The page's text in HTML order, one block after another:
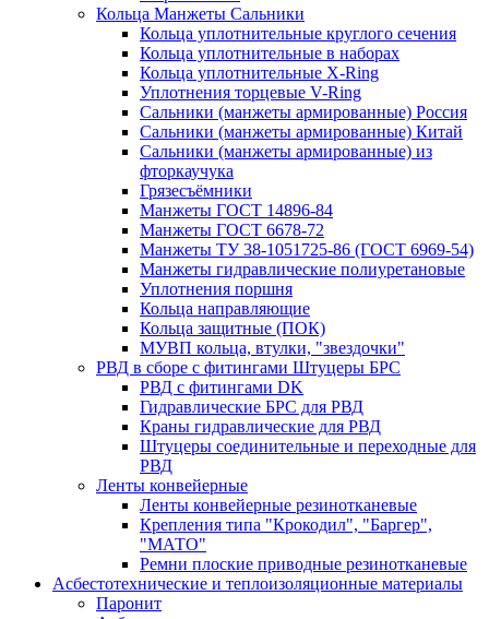
Кольца Манжеты Сальники
Кольца уплотнительные круглого сечения
Кольца уплотнительные в наборах
Кольца уплотнительные Х-Ring
Уплотнения торцевые V-Ring
Сальники (манжеты армированные) Россия
Сальники (манжеты армированные) Китай
Сальники (манжеты армированные) из
фторкаучука
Грязесъёмники
Манжеты ГОСТ 14896-84
Манжеты ГОСТ 6678-72
Манжеты ТУ 38-1051725-86 (ГОСТ 6969-54)
Манжеты гидравлические полиуретановые
Уплотнения поршня
Кольца направляющие
Кольца защитные (ПОК)
МУВП кольца, втулки, "звездочки"
РВД в сборе с фитингами Штуцеры БРС
РВД с фитингами DK
Гидравлические БРС для РВД
Краны гидравлические для РВД
Штуцеры соединительные и переходные для
РВД
Ленты конвейерные
Ленты конвейерные резинотканевые
Крепления типа "Крокодил", "Баргер",
"МАТО"
Ремни плоские приводные резинотканевые
Асбестотехнические и теплоизоляционные материалы
Паронит